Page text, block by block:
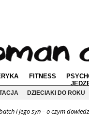
FITNESS
DZIECIAKI DO ROKU
i jego syn – o czym